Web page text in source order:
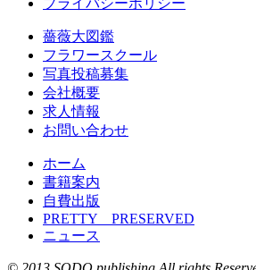
プライバシーポリシー
薔薇大図鑑
フラワースクール
写真投稿募集
会社概要
求人情報
お問い合わせ
ホーム
書籍案内
自費出版
PRETTY PRESERVED
ニュース